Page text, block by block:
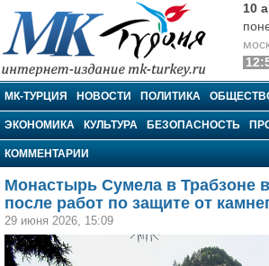
МК-Турция
10
МК-ТУРЦИЯ НОВОСТИ ПОЛИТИКА
ЭКОНОМИКА КУЛЬТУРА БЕЗОПАСНОСТЬ
КОММЕНТАРИИ
Монастырь Сумела в Трабзоне
после работ по защите от
29 июня 2026, 15:09